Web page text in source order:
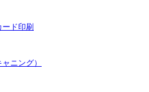
ド印刷
ニング）